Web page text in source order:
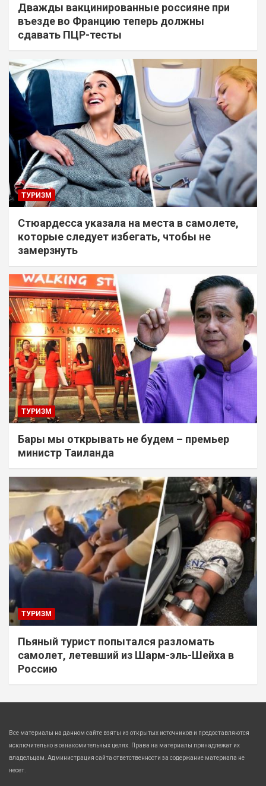
Дважды вакцинированные россияне при
въезде во Францию теперь должны
сдавать ПЦР-тесты
ТУРИЗМ
Стюардесса указала на места в самолете,
которые следует избегать, чтобы не
замерзнуть
ТУРИЗМ
Бары мы открывать не будем – премьер
министр Таиланда
ТУРИЗМ
Пьяный турист попытался разломать
самолет, летевший из Шарм-эль-Шейха в
Россию
Все материалы на данном сайте взяты из открытых источников и предоставляются
исключительно в ознакомительных целях. Права на материалы принадлежат их
владельцам. Администрация сайта ответственности за содержание материала не
несет.